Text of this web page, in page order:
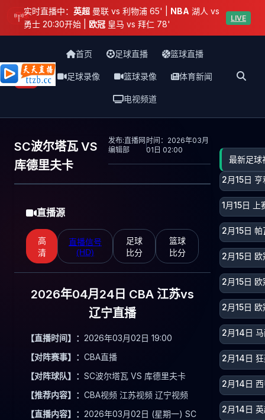
实时直播中： 英超 曼联 vs 利物浦 65' | NBA 湖人 vs
勇士 20:30开始 | 欧冠 皇马 vs 拜仁 78'
LIVE
天天直播网
首页 足球直播 篮球直播
足球录像 篮球录像 体育新闻
电视频道
SC波尔塔瓦 VS
库德里夫卡
发布:直播网
编辑部
时间：2026年03月
01日 02:00
足球
直播源
高
清
直播信号
(HD)
足球
比分
篮球
比分
2026年04月24日 CBA 江苏vs
辽宁直播
【直播时间】： 2026年03月02日 19:00
【对阵赛事】： CBA直播
【对阵球队】： SC波尔塔瓦 VS 库德里夫卡
【推荐内容】： CBA视频 江苏视频 辽宁视频
【直播内容】： 2026年03月02日 (星期一) SC
最新足球
2月15日
1月15日
2月15日
2月15日
2月15日
2月15日
2月14日
2月14日
2月14日
2月14日